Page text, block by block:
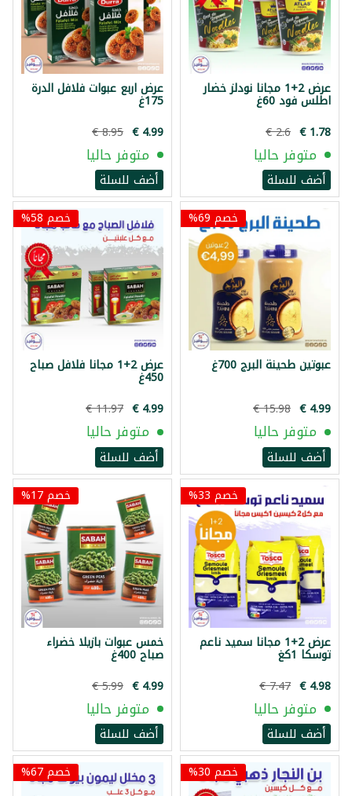
عرض 2+1 مجانا نودلز خضار
اطلس فود 60غ
متوفر حاليا
أضف للسلة
عرض اربع عبوات فلافل الدرة
175غ
متوفر حاليا
أضف للسلة
خصم 69%
عبوتين طحينة البرج 700غ
متوفر حاليا
أضف للسلة
خصم 58%
عرض 2+1 مجانا فلافل صباح
450غ
متوفر حاليا
أضف للسلة
خصم 33%
عرض 2+1 مجانا سميد ناعم
توسكا 1كغ
متوفر حاليا
أضف للسلة
خصم 17%
خمس عبوات بازيلا خضراء
صباح 400غ
متوفر حاليا
أضف للسلة
خصم 30% خصم 67%